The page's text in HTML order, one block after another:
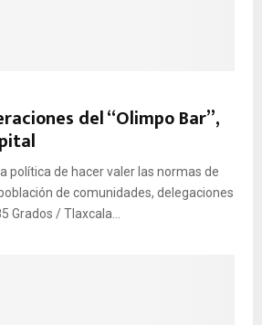
del “Olimpo Bar”,
política de hacer valer las normas de
de comunidades, delegaciones
Grados / Tlaxcala...